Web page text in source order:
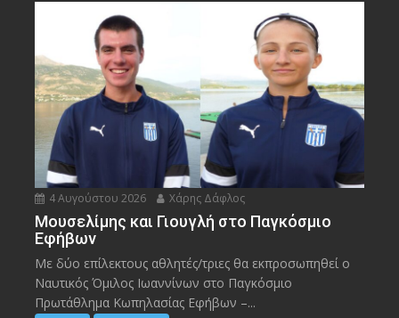
4 Αυγούστου 2026 Χάρης Δάφλος
Μουσελίμης και Γιουγλή στο Παγκόσμιο
Εφήβων
Mε δύο επίλεκτους αθλητές/τριες θα εκπροσωπηθεί ο
Ναυτικός Όμιλος Ιωαννίνων στο Παγκόσμιο
Πρωτάθλημα Κωπηλασίας Εφήβων –...